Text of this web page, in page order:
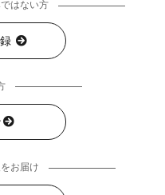
はない方
お届け